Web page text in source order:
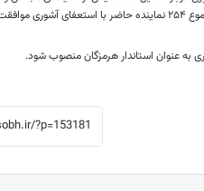
به عنوان استاندار هرمزگان منصوب شود.